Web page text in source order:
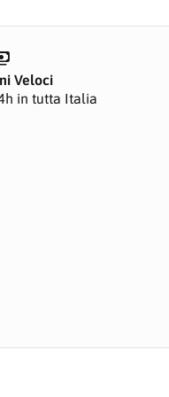
Veloci
in tutta Italia